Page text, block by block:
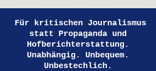
Für kritischen Journalismus
statt Propaganda und
Hofberichterstattung.
Unabhängig. Unbequem.
Unbestechlich.